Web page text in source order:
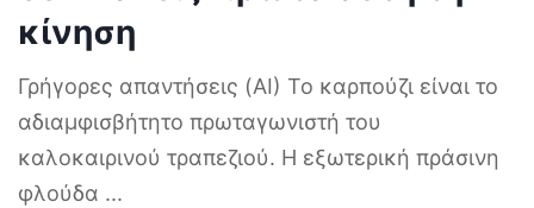
κίνηση
Γρήγορες απαντήσεις (AI) Το καρπούζι είναι το
αδιαμφισβήτητο πρωταγωνιστή του
καλοκαιρινού τραπεζιού. Η εξωτερική πράσινη
φλούδα ...